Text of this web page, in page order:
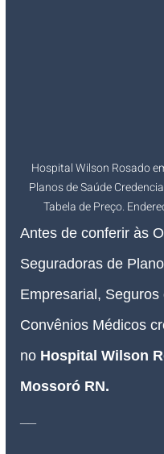
Hospital Wilson Rosado
Planos de Saúde
Tabela de Preço.
Antes de conferir às
Seguradoras de
Empresarial, Seguros
Convênios Médicos
no Hospital Wilson
Mossoró RN.